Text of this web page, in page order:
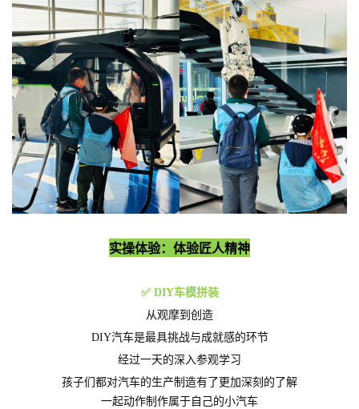
实操体验：体验匠人精神
✅ DIY车模拼装
从观摩到创造
DIY汽车是最具挑战与成就感的环节
经过一天的深入参观学习
孩子们都对汽车的生产制造有了更加深刻的了解
一起动作制作属于自己的小汽车